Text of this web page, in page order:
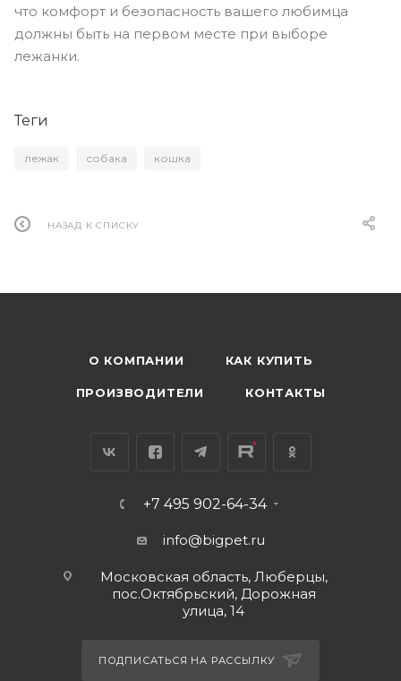
что комфорт и безопасность вашего любимца
должны быть на первом месте при выборе
лежанки.
Теги
лежак собака кошка
НАЗАД К СПИСКУ
О КОМПАНИИ КАК КУПИТЬ
ПРОИЗВОДИТЕЛИ КОНТАКТЫ
+7 495 902-64-34
info@bigpet.ru
Московская область, Люберцы,
пос.Октябрьский, Дорожная
улица, 14
ПОДПИСАТЬСЯ НА РАССЫЛКУ